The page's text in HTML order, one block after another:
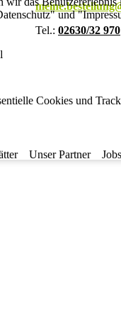
und
Cookies und
Tel.: 02630/32 970
Unser Partner